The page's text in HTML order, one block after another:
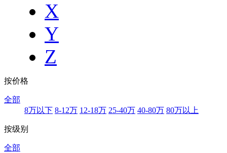
X
Y
Z
按价格
全部
8万以下 8-12万 12-18万 25-40万 40-80万 80万以上
按级别
全部